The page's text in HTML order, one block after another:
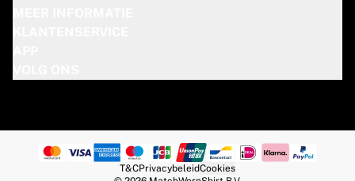
T&CPrivacybeleidCookies